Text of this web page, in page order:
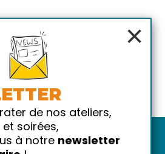
×
de nos ateliers,
soirées,
à notre newsletter